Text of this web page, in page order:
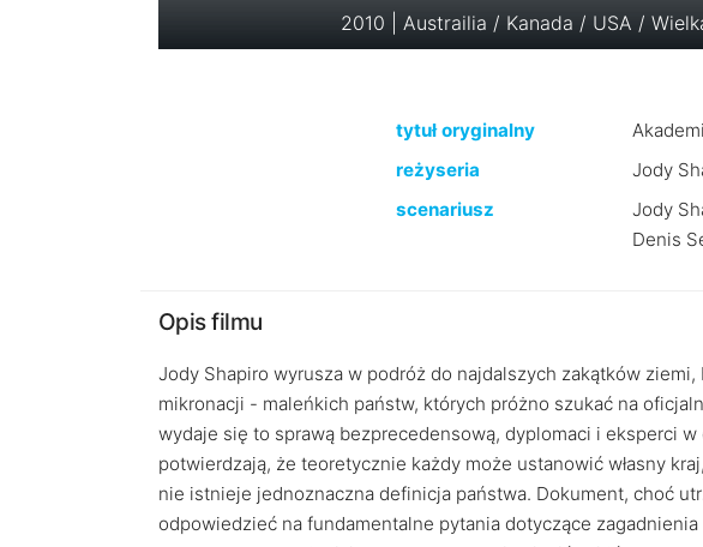
2010 | Austrailia / Kanada / USA /
tytuł oryginalny
reżyseria
Jody
scenariusz
Jody
Denis
Opis filmu
Jody Shapiro wyrusza w podróż do najdalszych zakątków
mikronacji - maleńkich państw, których próżno szukać na
wydaje się to sprawą bezprecedensową, dyplomaci i eksperci
potwierdzają, że teoretycznie każdy może ustanowić własny
nie istnieje jednoznaczna definicja państwa. Dokument, choć
odpowiedzieć na fundamentalne pytania dotyczące